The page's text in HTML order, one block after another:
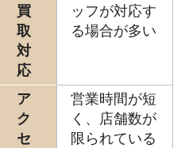
買
取
対
応
ッフが対応す
る場合が多い
ア
ク
セ
営業時間が短
く、店舗数が
限られている